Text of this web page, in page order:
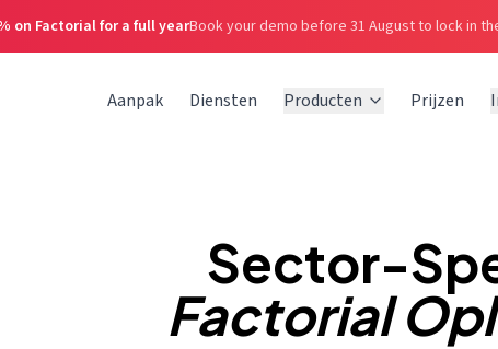
on Factorial for a full yearBook your demo before 31 August to lock in
Aanpak Diensten Producten Prijzen
Sector-
Factorial